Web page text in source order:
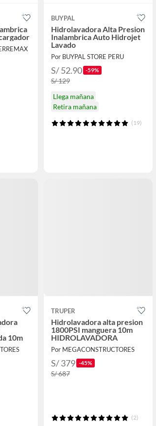
BUYPAL
Hidrolavadora Alta Presion
Inalambrica Auto Hidrojet
Lavado
Por BUYPAL STORE PERU
S/ 52.90 -59%
S/ 129
Llega mañana
Retira mañana
(19)
10m
TRUPER
Hidrolavadora alta presion
1800PSI manguera 10m
HIDROLAVADORA
Por MEGACONSTRUCTORES
S/ 379 -45%
S/ 687
(2)